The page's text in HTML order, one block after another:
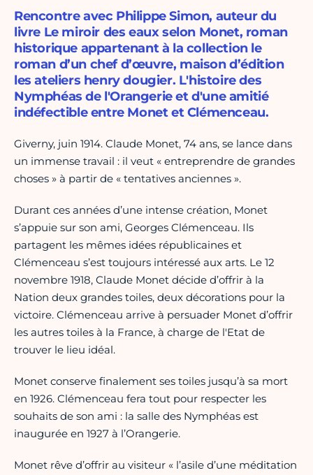
Rencontre avec Philippe Simon, auteur du
livre Le miroir des eaux selon Monet, roman
historique appartenant à la collection le
roman d’un chef d’œuvre, maison d’édition
les ateliers henry dougier. L'histoire des
Nymphéas de l'Orangerie et d'une amitié
indéfectible entre Monet et Clémenceau.
Giverny, juin 1914. Claude Monet, 74 ans, se lance dans
un immense travail : il veut « entreprendre de grandes
choses » à partir de « tentatives anciennes ».
Durant ces années d’une intense création, Monet
s’appuie sur son ami, Georges Clémenceau. Ils
partagent les mêmes idées républicaines et
Clémenceau s’est toujours intéressé aux arts. Le 12
novembre 1918, Claude Monet décide d’offrir à la
Nation deux grandes toiles, deux décorations pour la
victoire. Clémenceau arrive à persuader Monet d’offrir
les autres toiles à la France, à charge de l'Etat de
trouver le lieu idéal.
Monet conserve finalement ses toiles jusqu’à sa mort
en 1926. Clémenceau fera tout pour respecter les
souhaits de son ami : la salle des Nymphéas est
inaugurée en 1927 à l’Orangerie.
Monet rêve d’offrir au visiteur « l’asile d’une méditation